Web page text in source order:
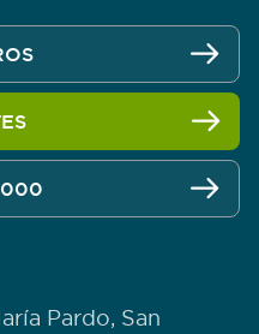
Pardo, San